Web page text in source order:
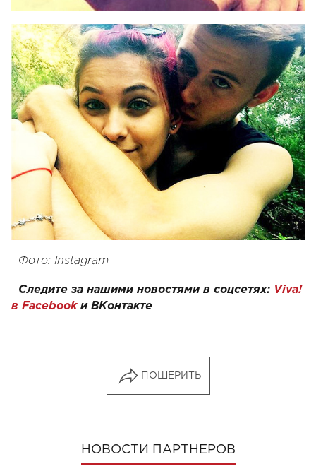
Фото: Instagram
Следите за нашими новостями в соцсетях: Viva!
в Facebookи ВКонтакте
ПОШЕРИТЬ
НОВОСТИ ПАРТНЕРОВ